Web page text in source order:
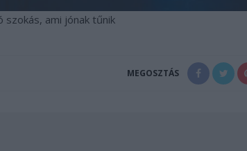
szokás, ami jónak tűnik
MEGOSZTÁS